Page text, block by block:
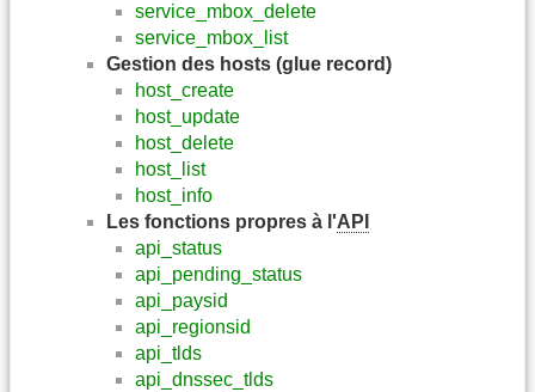
service_mbox_delete
service_mbox_list
Gestion des hosts (glue record)
host_create
host_update
host_delete
host_list
host_info
Les fonctions propres à l'API
api_status
api_pending_status
api_paysid
api_regionsid
api_tlds
api_dnssec_tlds